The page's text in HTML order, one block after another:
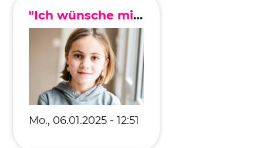
Editionen 2017–2021
FreeStyle 2021
FreeStyle 2020
FreeStyle 2019
FreeStyle 2018
Ateliers
"Ich wünsche mir, dass alle Menschen ein zuhause haben."
Mo., 06.01.2025 - 12:51